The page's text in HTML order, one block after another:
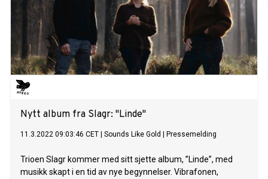
Nytt album fra Slagr: "Linde"
11.3.2022 09:03:46 CET Sounds Like Gold Pressemelding
Trioen Slagr kommer med sitt sjette album, ”Linde”, med
musikk skapt i en tid av nye begynnelser. Vibrafonen,